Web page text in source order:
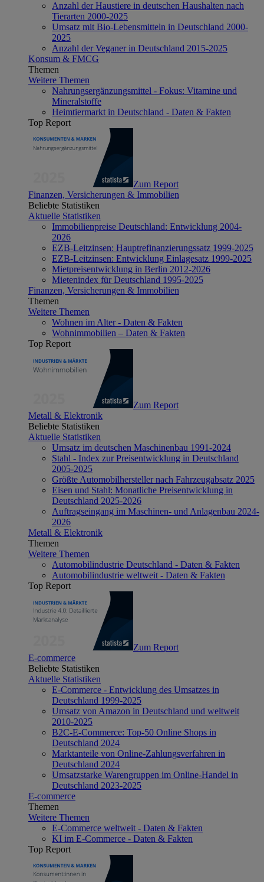
Anzahl der Haustiere in deutschen Haushalten nach
Tierarten 2000-2025
Umsatz mit Bio-Lebensmitteln in Deutschland 2000-
2025
Anzahl der Veganer in Deutschland 2015-2025
Konsum & FMCG
Themen
Weitere Themen
Nahrungsergänzungsmittel - Fokus: Vitamine und
Mineralstoffe
Heimtiermarkt in Deutschland - Daten & Fakten
Top Report
Zum Report
Finanzen, Versicherungen & Immobilien
Beliebte Statistiken
Aktuelle Statistiken
Immobilienpreise Deutschland: Entwicklung 2004-
2026
EZB-Leitzinsen: Hauptrefinanzierungssatz 1999-2025
EZB-Leitzinsen: Entwicklung Einlagesatz 1999-2025
Mietpreisentwicklung in Berlin 2012-2026
Mietenindex für Deutschland 1995-2025
Finanzen, Versicherungen & Immobilien
Themen
Weitere Themen
Wohnen im Alter - Daten & Fakten
Wohnimmobilien – Daten & Fakten
Top Report
Zum Report
Metall & Elektronik
Beliebte Statistiken
Aktuelle Statistiken
Umsatz im deutschen Maschinenbau 1991-2024
Stahl - Index zur Preisentwicklung in Deutschland
2005-2025
Größte Automobilhersteller nach Fahrzeugabsatz 2025
Eisen und Stahl: Monatliche Preisentwicklung in
Deutschland 2025-2026
Auftragseingang im Maschinen- und Anlagenbau 2024-
2026
Metall & Elektronik
Themen
Weitere Themen
Automobilindustrie Deutschland - Daten & Fakten
Automobilindustrie weltweit - Daten & Fakten
Top Report
Zum Report
E-commerce
Beliebte Statistiken
Aktuelle Statistiken
E-Commerce - Entwicklung des Umsatzes in
Deutschland 1999-2025
Umsatz von Amazon in Deutschland und weltweit
2010-2025
B2C-E-Commerce: Top-50 Online Shops in
Deutschland 2024
Marktanteile von Online-Zahlungsverfahren in
Deutschland 2024
Umsatzstarke Warengruppen im Online-Handel in
Deutschland 2023-2025
E-commerce
Themen
Weitere Themen
E-Commerce weltweit - Daten & Fakten
KI im E-Commerce - Daten & Fakten
Top Report